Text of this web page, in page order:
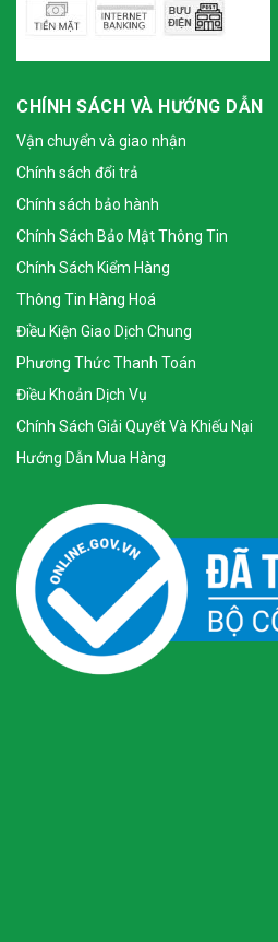
CHÍNH SÁCH VÀ HƯỚNG DẪN
Vận chuyển và giao nhận
Chính sách đổi trả
Chính sách bảo hành
Chính Sách Bảo Mật Thông Tin
Chính Sách Kiểm Hàng
Thông Tin Hàng Hoá
Điều Kiện Giao Dịch Chung
Phương Thức Thanh Toán
Điều Khoản Dịch Vụ
Chính Sách Giải Quyết Và Khiếu Nại
Hướng Dẫn Mua Hàng